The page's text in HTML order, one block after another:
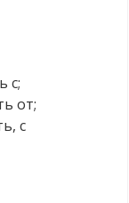
с;
от;
с